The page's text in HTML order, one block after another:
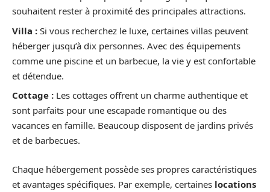
souhaitent rester à proximité des principales attractions.
Villa : Si vous recherchez le luxe, certaines villas peuvent
héberger jusqu’à dix personnes. Avec des équipements
comme une piscine et un barbecue, la vie y est confortable
et détendue.
Cottage : Les cottages offrent un charme authentique et
sont parfaits pour une escapade romantique ou des
vacances en famille. Beaucoup disposent de jardins privés
et de barbecues.
Chaque hébergement possède ses propres caractéristiques
et avantages spécifiques. Par exemple, certaines locations